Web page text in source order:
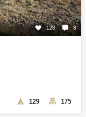
128 8
129 175